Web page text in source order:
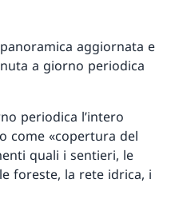
aggiornata e
a giorno periodica
periodica l’intero
come «copertura del
quali i sentieri, le
foreste, la rete idrica, i